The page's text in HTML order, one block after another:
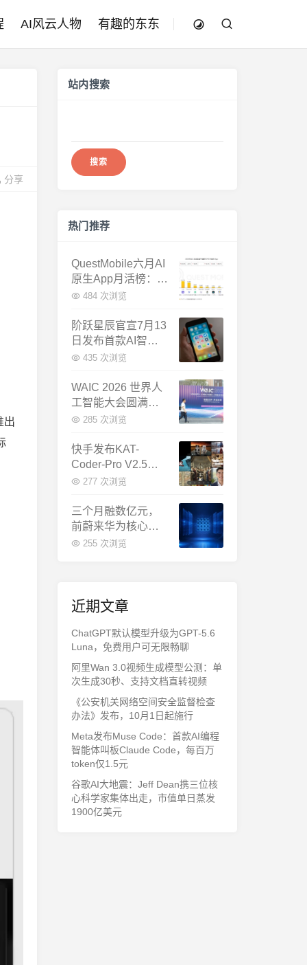
AI风云人物 有趣的东东
分享
出
站内搜索
热门推荐
QuestMobile六月AI
原生App月活榜：豆
包3.8亿断层第一，
倍
484 次浏览
阶跃星辰官宣7月13
日发布首款AI智能
体终端：大模型公
435 次浏览
WAIC 2026 世界人
工智能大会圆满闭
幕：多项重磅成果
球AI合作新中心
285 次浏览
快手发布KAT-
Coder-Pro V2.5：
首个能端到端跑通
编程模型
277 次浏览
三个月融数亿元，
前蔚来华为核心成
员联手创立日冕开
255 次浏览
近期文章
ChatGPT默认模型升级为GPT-5.6
Luna，免费用户可无限畅聊
阿里Wan 3.0视频生成模型公测：单
次生成30秒、支持文档直转视频
《公安机关网络空间安全监督检查
办法》发布，10月1日起施行
Meta发布Muse Code：首款AI编程
智能体叫板Claude Code，每百万
token仅1.5元
谷歌AI大地震：Jeff Dean携三位核
心科学家集体出走，市值单日蒸发
1900亿美元